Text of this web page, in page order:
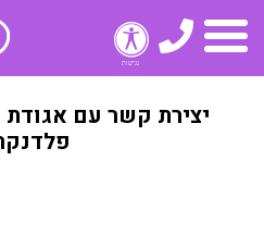
תפריט
טלפון
יצירת קשר עם